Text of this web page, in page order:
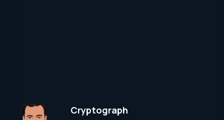
Cryptograph